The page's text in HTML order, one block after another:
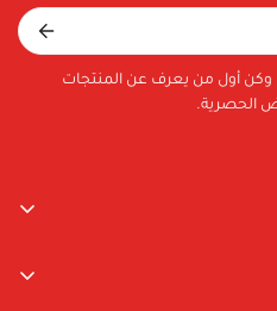
وكن أول من يعرف عن المنتجات
الحصرية.